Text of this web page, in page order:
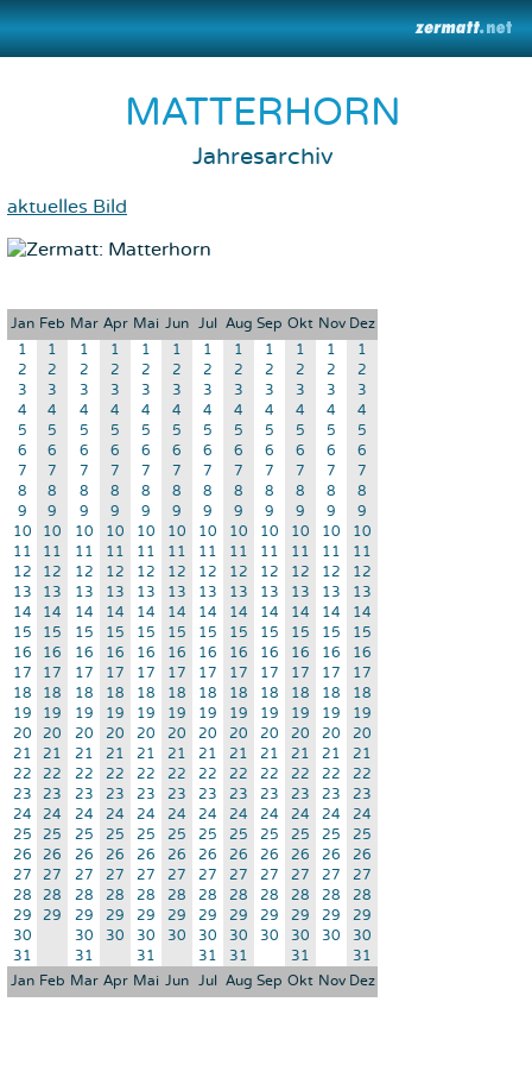
MATTERHORN
Jahresarchiv
aktuelles Bild
Jan Feb Mar Apr Mai Jun Jul Aug Sep Okt Nov Dez
Jan Feb Mar Apr Mai Jun Jul Aug Sep Okt Nov Dez
1 1 1 1 1 1 1 1 1 1 1
1
2
2 2 2 2 2 2 2 2 2 2
2
3
3 3 3 3 3 3 3 3 3 3
3
4
4 4 4 4 4 4 4 4 4 4
4
5
5 5 5 5 5 5 5 5 5 5
5
6
6 6 6 6 6 6 6 6 6 6
6
7
7 7 7 7 7 7 7 7 7 7
7
8
8 8 8 8 8 8 8 8 8 8
8
9
9 9 9 9 9 9 9 9 9 9
9
10
10 10 10 10 10 10 10 10 10 10
10
11
11 11 11 11 11 11 11 11 11 11
11
12
12 12 12 12 12 12 12 12 12 12
12
13
13 13 13 13 13 13 13 13 13 13
13
14
14 14 14 14 14 14 14 14 14 14
14
15
15 15 15 15 15 15 15 15 15 15
15
16
16 16 16 16 16 16 16 16 16 16
16
17
17 17 17 17 17 17 17 17 17 17
17
18
18 18 18 18 18 18 18 18 18 18
18
19
19 19 19 19 19 19 19 19 19 19
19
20
20 20 20 20 20 20 20 20 20 20
20
21
21 21 21 21 21 21 21 21 21 21
21
22
22 22 22 22 22 22 22 22 22 22
22
23
23 23 23 23 23 23 23 23 23 23
23
24
24 24 24 24 24 24 24 24 24 24
24
25
25 25 25 25 25 25 25 25 25 25
25
26
26 26 26 26 26 26 26 26 26 26
26
27
27 27 27 27 27 27 27 27 27 27
27
28
28 28 28 28 28 28 28 28 28 28
28
29
29 29 29 29 29 29 29 29 29 29
29
30
30 30 30 30 30 30 30 30 30
30
31
31 31 31 31 31 31